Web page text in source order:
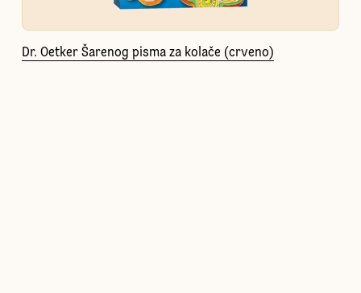
Dr. Oetker Šarenog pisma za kolače (crveno)